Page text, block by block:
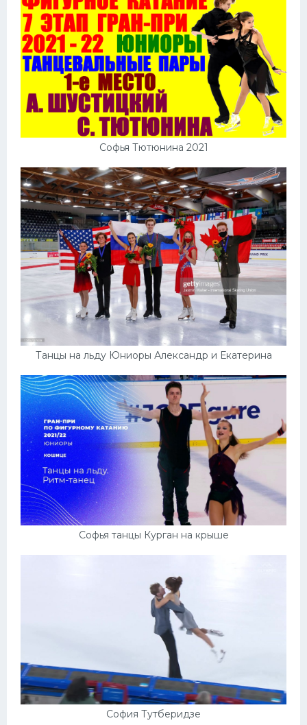
Софья Тютюнина 2021
Танцы на льду Юниоры Александр и Екатерина
Софья танцы Курган на крыше
София Тутберидзе